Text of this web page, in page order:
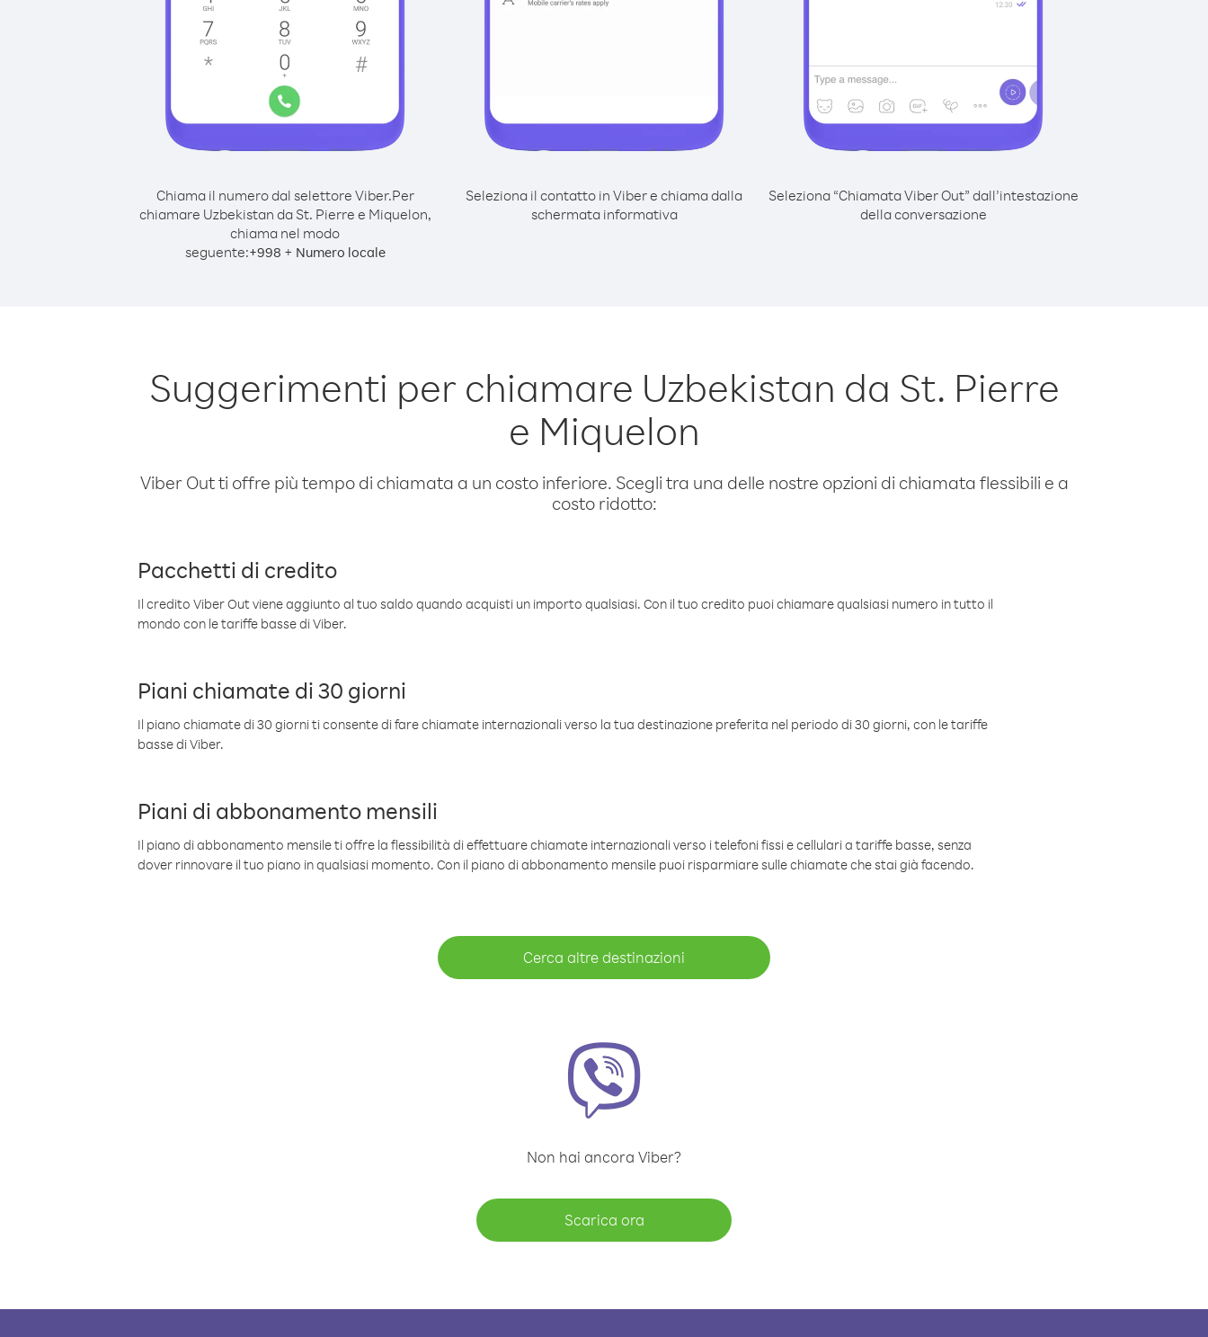
Chiama il numero dal selettore Viber.Per
chiamare Uzbekistan da St. Pierre e Miquelon,
chiama nel modo
seguente:+998 + Numero locale
Seleziona il contatto in Viber e chiama dalla
schermata informativa
Seleziona “Chiamata Viber Out” dall’intestazione
della conversazione
Suggerimenti per chiamare Uzbekistan da St. Pierre
e Miquelon
Viber Out ti offre più tempo di chiamata a un costo inferiore. Scegli tra una delle nostre opzioni di chiamata flessibili e a
costo ridotto:
Pacchetti di credito
Il credito Viber Out viene aggiunto al tuo saldo quando acquisti un importo qualsiasi. Con il tuo credito puoi chiamare qualsiasi numero in tutto il
mondo con le tariffe basse di Viber.
Piani chiamate di 30 giorni
Il piano chiamate di 30 giorni ti consente di fare chiamate internazionali verso la tua destinazione preferita nel periodo di 30 giorni, con le tariffe
basse di Viber.
Piani di abbonamento mensili
Il piano di abbonamento mensile ti offre la flessibilità di effettuare chiamate internazionali verso i telefoni fissi e cellulari a tariffe basse, senza
dover rinnovare il tuo piano in qualsiasi momento. Con il piano di abbonamento mensile puoi risparmiare sulle chiamate che stai già facendo.
Cerca altre destinazioni
Non hai ancora Viber?
Scarica ora